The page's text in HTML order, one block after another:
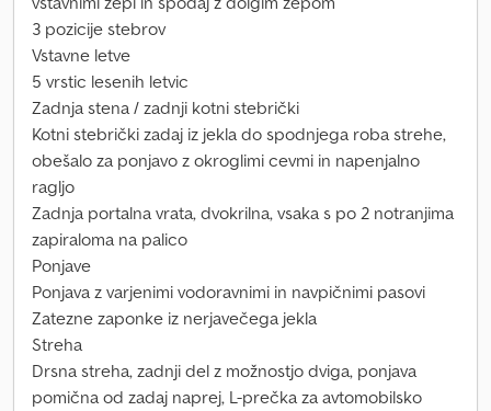
3 pozicije stebrov
Vstavne letve
5 vrstic lesenih letvic
Zadnja stena / zadnji kotni stebrički
Kotni stebrički zadaj iz jekla do spodnjega roba strehe,
obešalo za ponjavo z okroglimi cevmi in napenjalno
ragljo
Zadnja portalna vrata, dvokrilna, vsaka s po 2 notranjima
zapiraloma na palico
Ponjave
Ponjava z varjenimi vodoravnimi in navpičnimi pasovi
Zatezne zaponke iz nerjavečega jekla
Streha
Drsna streha, zadnji del z možnostjo dviga, ponjava
pomična od zadaj naprej, L-prečka za avtomobilsko